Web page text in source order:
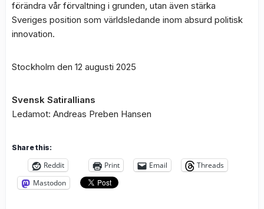
förändra vår förvaltning i grunden, utan även stärka
Sveriges position som världsledande inom absurd politisk
innovation.
Stockholm den 12 augusti 2025
Svensk Satirallians
Ledamot: Andreas Preben Hansen
Share this:
Reddit Print Email
Threads
Mastodon